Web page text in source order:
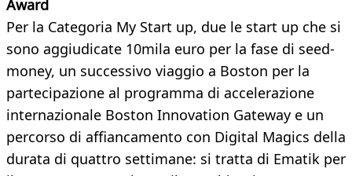
Award
Per la Categoria My Start up, due le start up che si
sono aggiudicate 10mila euro per la fase di seed-
money, un successivo viaggio a Boston per la
partecipazione al programma di accelerazione
internazionale Boston Innovation Gateway e un
percorso di affiancamento con Digital Magics della
durata di quattro settimane: si tratta di Ematik per